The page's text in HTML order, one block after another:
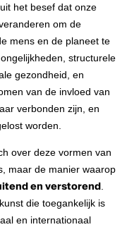
het besef dat onze
om de
mens en de planeet te
structurele
gezondheid, en
van de invloed van
verbonden zijn, en
worden.
over deze vormen van
maar de manier waarop
en verstorend .
die toegankelijk is
en internationaal